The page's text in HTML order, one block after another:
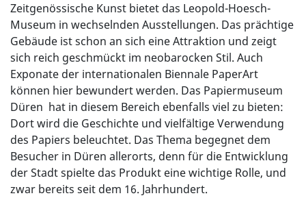
Zeitgenössische Kunst bietet das Leopold-Hoesch-
Museum in wechselnden Ausstellungen. Das prächtige
Gebäude ist schon an sich eine Attraktion und zeigt
sich reich geschmückt im neobarocken Stil. Auch
Exponate der internationalen Biennale PaperArt
können hier bewundert werden. Das Papiermuseum
Düren hat in diesem Bereich ebenfalls viel zu bieten:
Dort wird die Geschichte und vielfältige Verwendung
des Papiers beleuchtet. Das Thema begegnet dem
Besucher in Düren allerorts, denn für die Entwicklung
der Stadt spielte das Produkt eine wichtige Rolle, und
zwar bereits seit dem 16. Jahrhundert.